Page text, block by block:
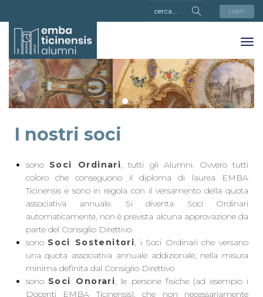
Login
I nostri soci
sono Soci Ordinari , tutti gli Alumni. Ovvero tutti
coloro che conseguono il diploma di laurea EMBA
Ticinensis e sono in regola con il versamento della quota
associativa annuale. Si diventa Soci Ordinari
automaticamente, non è prevista alcuna approvazione da
parte del Consiglio Direttivo
sono Soci Sostenitori , i Soci Ordinari che versano
una quota associativa annuale addizionale, nella misura
minima definita dal Consiglio Direttivo
sono Soci Onorari , le persone fisiche (ad esempio i
Docenti EMBA Ticinensis), che non necessariamente